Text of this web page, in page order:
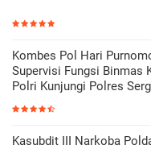
Kombes Pol Hari
Supervisi Fungsi Binmas
Polri Kunjungi Polres
Kasubdit III Narkoba